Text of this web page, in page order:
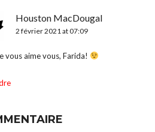
Houston MacDougal
2 février 2021 at 07:09
vous aime vous, Farida!